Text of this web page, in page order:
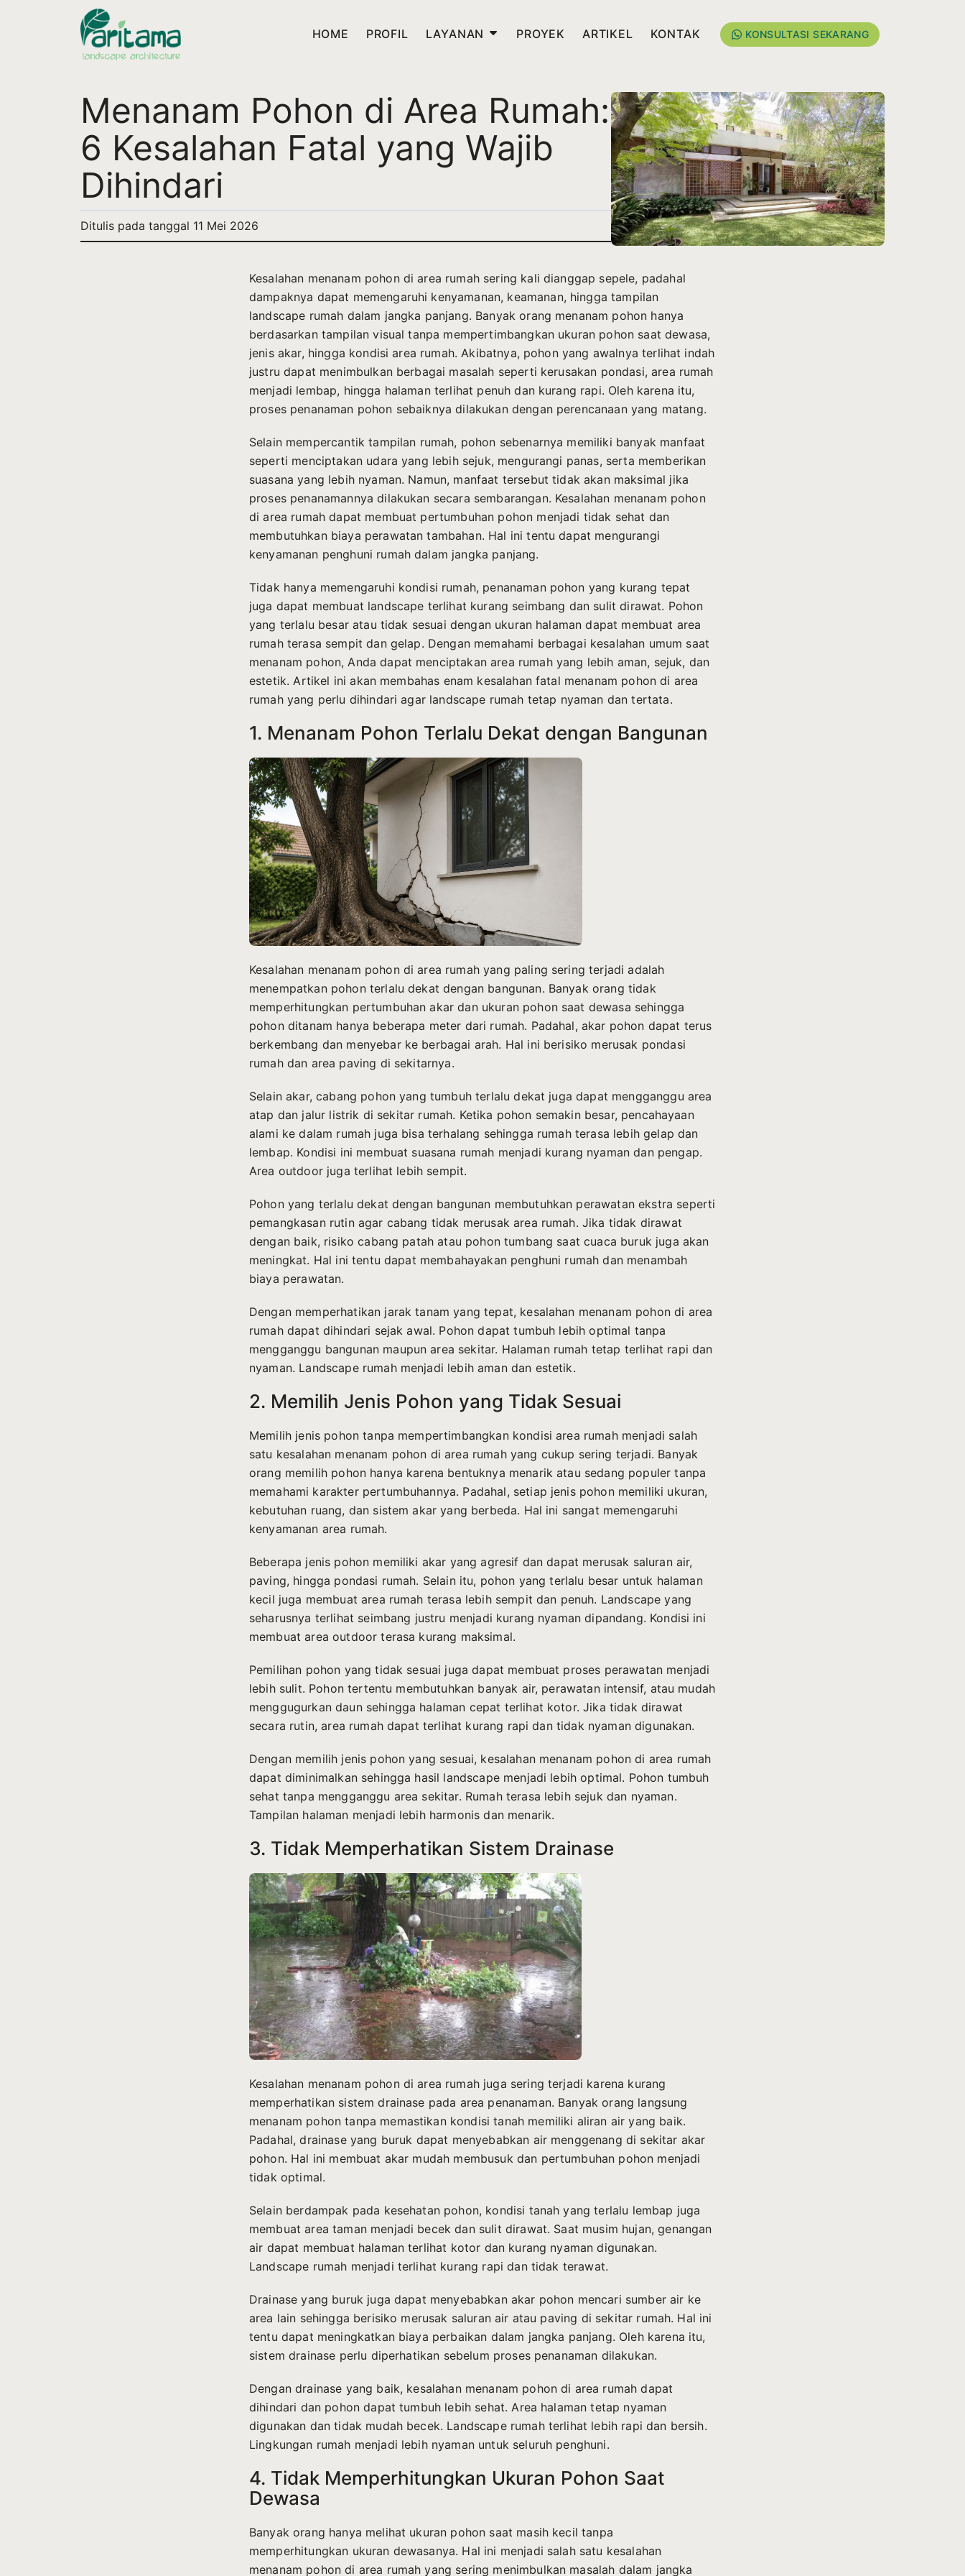
HOME PROFIL LAYANAN PROYEK ARTIKEL KONTAK KONSULTASI SEKARANG
Menanam Pohon di Area Rumah:
6 Kesalahan Fatal yang Wajib
Dihindari
Ditulis pada tanggal 11 Mei 2026
Kesalahan menanam pohon di area rumah sering kali dianggap sepele, padahal
dampaknya dapat memengaruhi kenyamanan, keamanan, hingga tampilan
landscape rumah dalam jangka panjang. Banyak orang menanam pohon hanya
berdasarkan tampilan visual tanpa mempertimbangkan ukuran pohon saat dewasa,
jenis akar, hingga kondisi area rumah. Akibatnya, pohon yang awalnya terlihat indah
justru dapat menimbulkan berbagai masalah seperti kerusakan pondasi, area rumah
menjadi lembap, hingga halaman terlihat penuh dan kurang rapi. Oleh karena itu,
proses penanaman pohon sebaiknya dilakukan dengan perencanaan yang matang.
Selain mempercantik tampilan rumah, pohon sebenarnya memiliki banyak manfaat
seperti menciptakan udara yang lebih sejuk, mengurangi panas, serta memberikan
suasana yang lebih nyaman. Namun, manfaat tersebut tidak akan maksimal jika
proses penanamannya dilakukan secara sembarangan. Kesalahan menanam pohon
di area rumah dapat membuat pertumbuhan pohon menjadi tidak sehat dan
membutuhkan biaya perawatan tambahan. Hal ini tentu dapat mengurangi
kenyamanan penghuni rumah dalam jangka panjang.
Tidak hanya memengaruhi kondisi rumah, penanaman pohon yang kurang tepat
juga dapat membuat landscape terlihat kurang seimbang dan sulit dirawat. Pohon
yang terlalu besar atau tidak sesuai dengan ukuran halaman dapat membuat area
rumah terasa sempit dan gelap. Dengan memahami berbagai kesalahan umum saat
menanam pohon, Anda dapat menciptakan area rumah yang lebih aman, sejuk, dan
estetik. Artikel ini akan membahas enam kesalahan fatal menanam pohon di area
rumah yang perlu dihindari agar landscape rumah tetap nyaman dan tertata.
1. Menanam Pohon Terlalu Dekat dengan Bangunan
Kesalahan menanam pohon di area rumah yang paling sering terjadi adalah
menempatkan pohon terlalu dekat dengan bangunan. Banyak orang tidak
memperhitungkan pertumbuhan akar dan ukuran pohon saat dewasa sehingga
pohon ditanam hanya beberapa meter dari rumah. Padahal, akar pohon dapat terus
berkembang dan menyebar ke berbagai arah. Hal ini berisiko merusak pondasi
rumah dan area paving di sekitarnya.
Selain akar, cabang pohon yang tumbuh terlalu dekat juga dapat mengganggu area
atap dan jalur listrik di sekitar rumah. Ketika pohon semakin besar, pencahayaan
alami ke dalam rumah juga bisa terhalang sehingga rumah terasa lebih gelap dan
lembap. Kondisi ini membuat suasana rumah menjadi kurang nyaman dan pengap.
Area outdoor juga terlihat lebih sempit.
Pohon yang terlalu dekat dengan bangunan membutuhkan perawatan ekstra seperti
pemangkasan rutin agar cabang tidak merusak area rumah. Jika tidak dirawat
dengan baik, risiko cabang patah atau pohon tumbang saat cuaca buruk juga akan
meningkat. Hal ini tentu dapat membahayakan penghuni rumah dan menambah
biaya perawatan.
Dengan memperhatikan jarak tanam yang tepat, kesalahan menanam pohon di area
rumah dapat dihindari sejak awal. Pohon dapat tumbuh lebih optimal tanpa
mengganggu bangunan maupun area sekitar. Halaman rumah tetap terlihat rapi dan
nyaman. Landscape rumah menjadi lebih aman dan estetik.
2. Memilih Jenis Pohon yang Tidak Sesuai
Memilih jenis pohon tanpa mempertimbangkan kondisi area rumah menjadi salah
satu kesalahan menanam pohon di area rumah yang cukup sering terjadi. Banyak
orang memilih pohon hanya karena bentuknya menarik atau sedang populer tanpa
memahami karakter pertumbuhannya. Padahal, setiap jenis pohon memiliki ukuran,
kebutuhan ruang, dan sistem akar yang berbeda. Hal ini sangat memengaruhi
kenyamanan area rumah.
Beberapa jenis pohon memiliki akar yang agresif dan dapat merusak saluran air,
paving, hingga pondasi rumah. Selain itu, pohon yang terlalu besar untuk halaman
kecil juga membuat area rumah terasa lebih sempit dan penuh. Landscape yang
seharusnya terlihat seimbang justru menjadi kurang nyaman dipandang. Kondisi ini
membuat area outdoor terasa kurang maksimal.
Pemilihan pohon yang tidak sesuai juga dapat membuat proses perawatan menjadi
lebih sulit. Pohon tertentu membutuhkan banyak air, perawatan intensif, atau mudah
menggugurkan daun sehingga halaman cepat terlihat kotor. Jika tidak dirawat
secara rutin, area rumah dapat terlihat kurang rapi dan tidak nyaman digunakan.
Dengan memilih jenis pohon yang sesuai, kesalahan menanam pohon di area rumah
dapat diminimalkan sehingga hasil landscape menjadi lebih optimal. Pohon tumbuh
sehat tanpa mengganggu area sekitar. Rumah terasa lebih sejuk dan nyaman.
Tampilan halaman menjadi lebih harmonis dan menarik.
3. Tidak Memperhatikan Sistem Drainase
Kesalahan menanam pohon di area rumah juga sering terjadi karena kurang
memperhatikan sistem drainase pada area penanaman. Banyak orang langsung
menanam pohon tanpa memastikan kondisi tanah memiliki aliran air yang baik.
Padahal, drainase yang buruk dapat menyebabkan air menggenang di sekitar akar
pohon. Hal ini membuat akar mudah membusuk dan pertumbuhan pohon menjadi
tidak optimal.
Selain berdampak pada kesehatan pohon, kondisi tanah yang terlalu lembap juga
membuat area taman menjadi becek dan sulit dirawat. Saat musim hujan, genangan
air dapat membuat halaman terlihat kotor dan kurang nyaman digunakan.
Landscape rumah menjadi terlihat kurang rapi dan tidak terawat.
Drainase yang buruk juga dapat menyebabkan akar pohon mencari sumber air ke
area lain sehingga berisiko merusak saluran air atau paving di sekitar rumah. Hal ini
tentu dapat meningkatkan biaya perbaikan dalam jangka panjang. Oleh karena itu,
sistem drainase perlu diperhatikan sebelum proses penanaman dilakukan.
Dengan drainase yang baik, kesalahan menanam pohon di area rumah dapat
dihindari dan pohon dapat tumbuh lebih sehat. Area halaman tetap nyaman
digunakan dan tidak mudah becek. Landscape rumah terlihat lebih rapi dan bersih.
Lingkungan rumah menjadi lebih nyaman untuk seluruh penghuni.
4. Tidak Memperhitungkan Ukuran Pohon Saat
Dewasa
Banyak orang hanya melihat ukuran pohon saat masih kecil tanpa
memperhitungkan ukuran dewasanya. Hal ini menjadi salah satu kesalahan
menanam pohon di area rumah yang sering menimbulkan masalah dalam jangka